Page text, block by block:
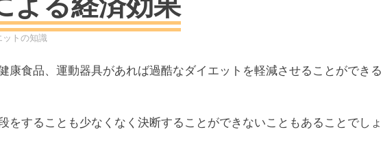
ットの知識
康食品、運動器具があれば過酷なダイエットを軽減させることができる
をすることも少なくなく決断することができないこともあることでしょ